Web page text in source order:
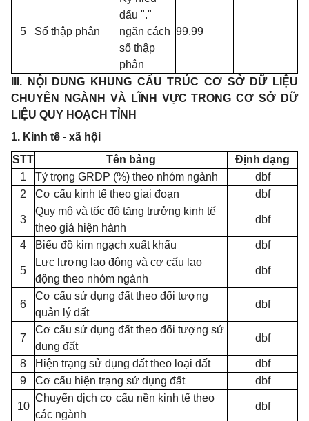
5 Số thập phân
dấu "."
ngăn cách
số thập
phân
99.99
III. NỘI DUNG KHUNG CẤU TRÚC CƠ SỞ DỮ LIỆU
CHUYÊN NGÀNH VÀ LĨNH VỰC TRONG CƠ SỞ DỮ
LIỆU QUY HOẠCH TỈNH
1. Kinh tế - xã hội
STT
Tên bảng
Định dạng
1
Tỷ trọng GRDP (%) theo nhóm ngành
dbf
2
Cơ cấu kinh tế theo giai đoạn dbf
3
Quy mô và tốc độ tăng trưởng kinh tế
theo giá hiện hành
dbf
4 Biểu đồ kim ngạch xuất khẩu dbf
5
Lực lượng lao động và cơ cấu lao
động theo nhóm ngành
dbf
6
Cơ cấu sử dụng đất theo đối tượng
quản lý đất
dbf
7
Cơ cấu sử dụng đất theo đối tượng sử
dụng đất
dbf
8 Hiện trạng sử dụng đất theo loại đất
dbf
9
Cơ cấu hiện trạng sử dụng đất dbf
10
Chuyển dịch cơ cấu nền kinh tế theo
các ngành
dbf